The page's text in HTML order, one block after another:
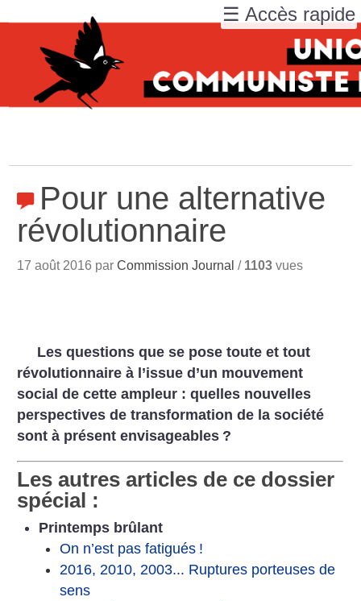
Pour une alternative
révolutionnaire
17 août 2016 parCommission Journal / 1103 vues
Les questions que se pose toute et tout
révolutionnaire à l’issue d’un mouvement
social de cette ampleur : quelles nouvelles
perspectives de transformation de la société
sont à présent envisageables ?
Les autres articles de ce dossier
spécial :
Printemps brûlant
On n’est pas fatigués !
2016, 2010, 2003... Ruptures porteuses de
sens
☰ Accès rapide